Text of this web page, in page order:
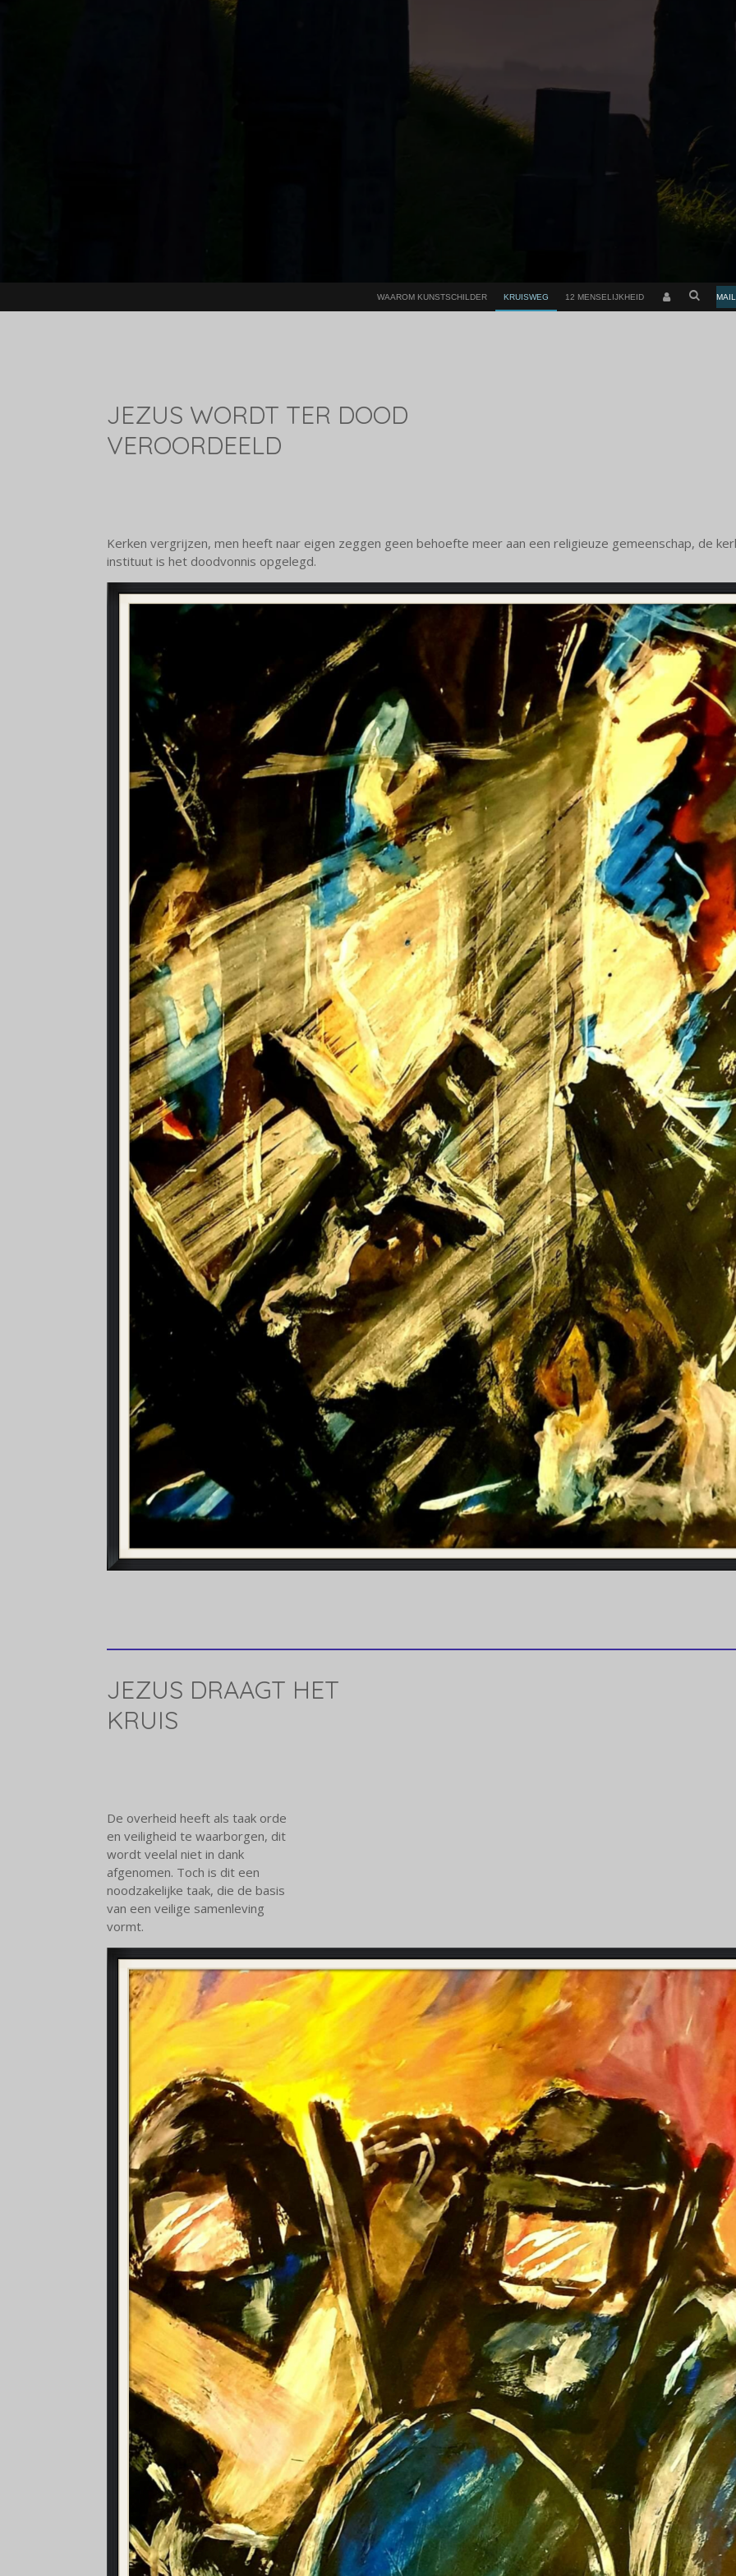
WAAROM KUNSTSCHILDER KRUISWEG 12 MENSELIJKHEID MAIL
JEZUS WORDT TER DOOD
VEROORDEELD
Kerken vergrijzen, men heeft naar eigen zeggen geen behoefte meer aan een religieuze gemeenschap, de
instituut is het doodvonnis opgelegd.
JEZUS DRAAGT HET
KRUIS
De overheid heeft als taak orde
en veiligheid te waarborgen, dit
wordt veelal niet in dank
afgenomen. Toch is dit een
noodzakelijke taak, die de basis
van een veilige samenleving
vormt.